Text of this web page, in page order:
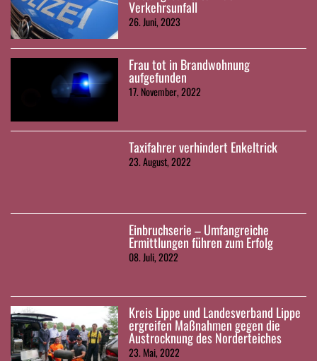
Verkehrsunfall
26. Juni, 2023
Frau tot in Brandwohnung
aufgefunden
17. November, 2022
Taxifahrer verhindert Enkeltrick
23. August, 2022
Einbruchserie – Umfangreiche
Ermittlungen führen zum Erfolg
08. Juli, 2022
Kreis Lippe und Landesverband Lippe
ergreifen Maßnahmen gegen die
Austrocknung des Norderteiches
23. Mai, 2022